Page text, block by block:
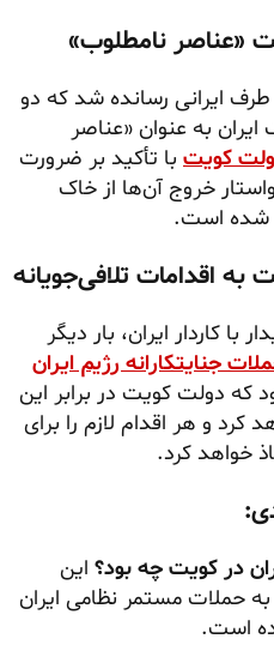
«عناصر نامطلوب»
طرف ایرانی رسانده شد که دو
به عنوان «عناصر
کویت با تأکید بر ضرورت
خروج آن‌ها از خاک
به اقدامات تلافی‌جویانه
کاردار ایران، بار دیگر
جنایتکارانه رژیم ایران
که دولت کویت در برابر این
و هر اقدام لازم را برای
خواهد کرد.
در کویت چه بود؟ این
حملات مستمر نظامی ایران
است.